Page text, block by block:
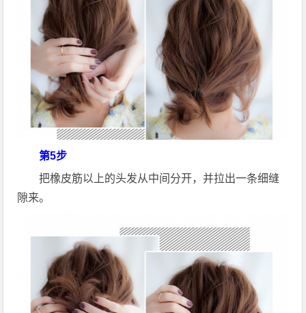
第5步
把橡皮筋以上的头发从中间分开，并拉出一条细缝
隙来。